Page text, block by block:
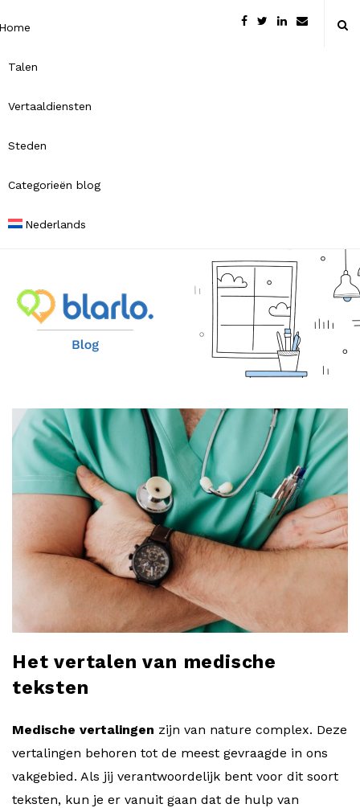
Talen
Vertaaldiensten
Steden
Categorieën blog
Nederlands
B
r
o
b
o
g
Het vertalen van medische
teksten
Medische vertalingen zijn van nature complex. Deze
vertalingen behoren tot de meest gevraagde in ons
vakgebied. Als jij verantwoordelijk bent voor dit soort
teksten, kun je er vanuit gaan dat de hulp van